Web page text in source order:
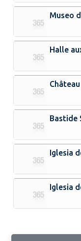
Museo
Halle
Bastide
Iglesia
Iglesia